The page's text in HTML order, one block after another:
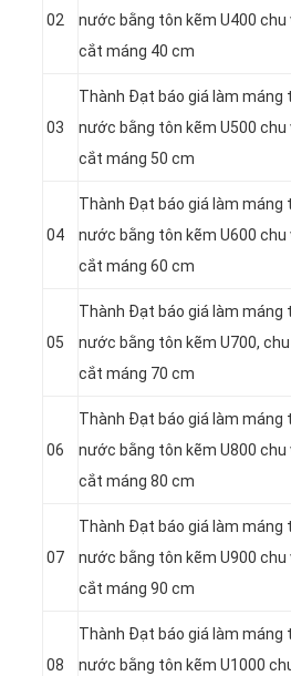
02
nước bằng tôn kẽm U400 chu
cắt máng 40 cm
03
Thành Đạt báo giá làm máng
nước bằng tôn kẽm U500 chu
cắt máng 50 cm
04
Thành Đạt báo giá làm máng
nước bằng tôn kẽm U600 chu
cắt máng 60 cm
05
Thành Đạt báo giá làm máng
nước bằng tôn kẽm U700,
cắt máng 70 cm
06
Thành Đạt báo giá làm máng
nước bằng tôn kẽm U800 chu
cắt máng 80 cm
07
Thành Đạt báo giá làm máng
nước bằng tôn kẽm U900 chu
cắt máng 90 cm
08
Thành Đạt báo giá làm máng
nước bằng tôn kẽm U1000